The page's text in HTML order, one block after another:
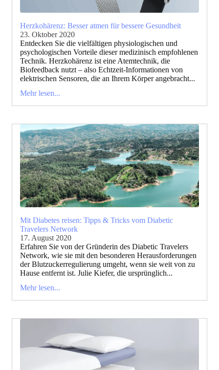
Herzkohärenz: Besser atmen für bessere Gesundheit
23. Oktober 2020
Entdecken Sie die vielfältigen physiologischen und
psychologischen Vorteile dieser medizinisch empfohlenen
Technik. Herzkohärenz ist eine Atemtechnik, die
Biofeedback nutzt – also Echtzeit-Informationen von
elektrischen Sensoren, die an Ihrem Körper angebracht...
Mehr lesen...
Mit Diabetes reisen: Tipps & Tricks vom Diabetic
Travelers Network
17. August 2020
Erfahren Sie von der Gründerin des Diabetic Travelers
Network, wie sie mit den besonderen Herausforderungen
der Blutzuckerregulierung umgeht, wenn sie weit von zu
Hause entfernt ist. Julie Kiefer, die ursprünglich...
Mehr lesen...